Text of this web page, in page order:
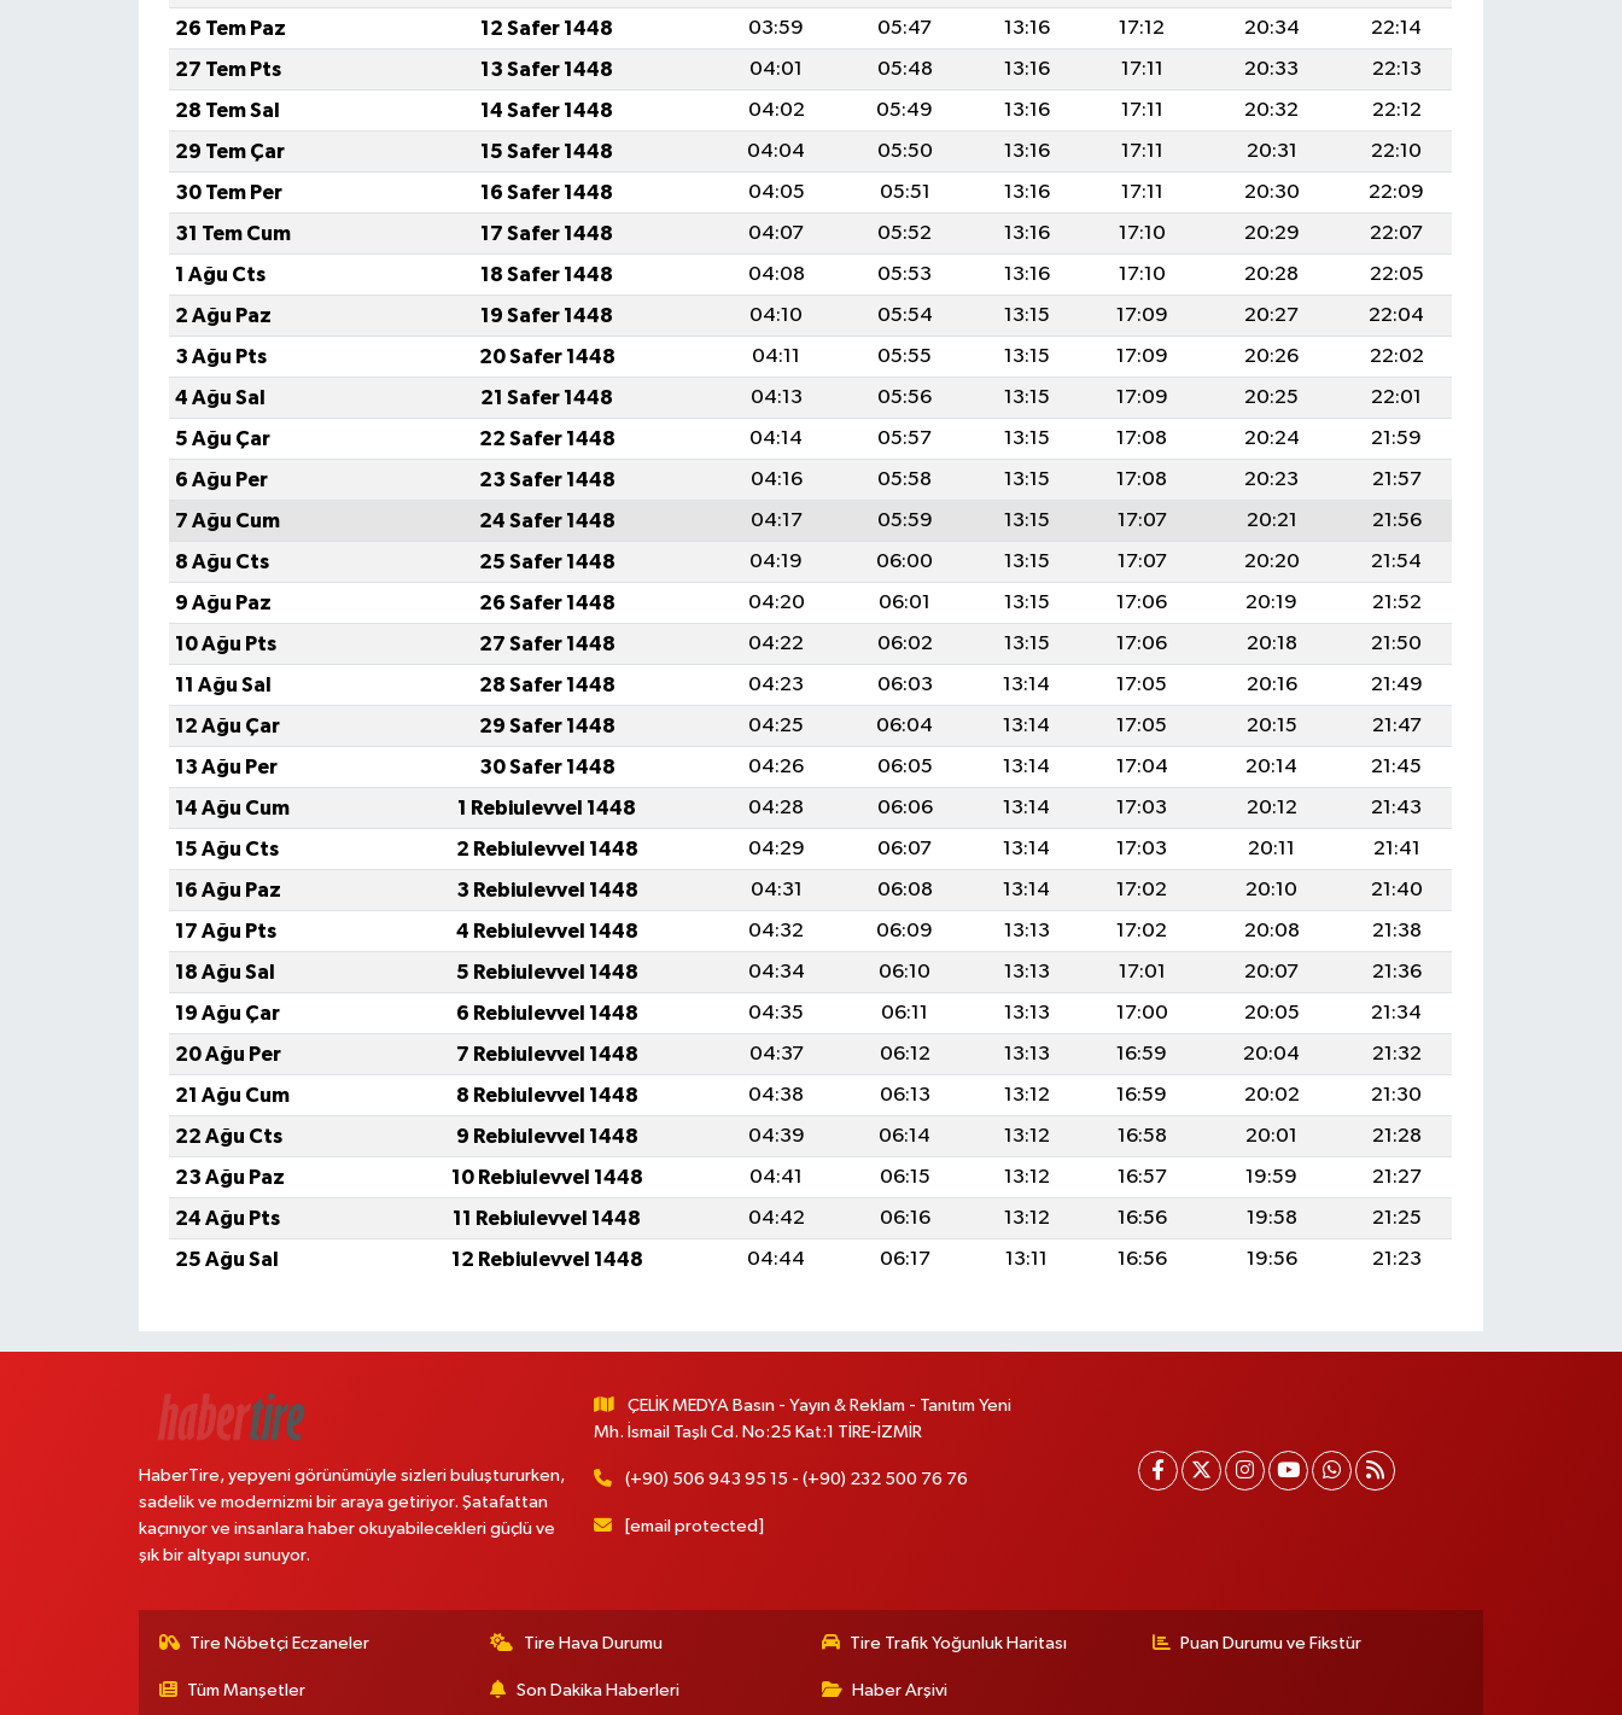
26 Tem Paz
12 Safer 1448 03:59 05:47 13:16 17:12 20:34
22:14
27 Tem Pts
13 Safer 1448 04:01 05:48 13:16 17:11 20:33
22:13
28 Tem Sal
14 Safer 1448 04:02 05:49 13:16 17:11 20:32
22:12
29 Tem Çar
15 Safer 1448 04:04 05:50 13:16 17:11 20:31
22:10
30 Tem Per
16 Safer 1448 04:05 05:51 13:16 17:11 20:30
22:09
31 Tem Cum
17 Safer 1448 04:07 05:52 13:16 17:10 20:29
22:07
1 Ağu Cts
18 Safer 1448 04:08 05:53 13:16 17:10 20:28
22:05
2 Ağu Paz
19 Safer 1448 04:10 05:54 13:15 17:09 20:27
22:04
3 Ağu Pts
20 Safer 1448 04:11 05:55 13:15 17:09 20:26
22:02
4 Ağu Sal
21 Safer 1448 04:13 05:56 13:15 17:09 20:25
22:01
5 Ağu Çar
22 Safer 1448 04:14 05:57 13:15 17:08 20:24
21:59
6 Ağu Per
23 Safer 1448 04:16 05:58 13:15 17:08 20:23
21:57
7 Ağu Cum
24 Safer 1448 04:17 05:59 13:15 17:07 20:21
21:56
8 Ağu Cts
25 Safer 1448 04:19 06:00 13:15 17:07 20:20
21:54
9 Ağu Paz
26 Safer 1448 04:20 06:01 13:15 17:06 20:19
21:52
10 Ağu Pts
27 Safer 1448 04:22 06:02 13:15 17:06 20:18
21:50
11 Ağu Sal
28 Safer 1448 04:23 06:03 13:14 17:05 20:16
21:49
12 Ağu Çar
29 Safer 1448 04:25 06:04 13:14 17:05 20:15
21:47
13 Ağu Per
30 Safer 1448 04:26 06:05 13:14 17:04 20:14
21:45
14 Ağu Cum
1 Rebiulevvel 1448 04:28 06:06 13:14 17:03 20:12
21:43
15 Ağu Cts
2 Rebiulevvel 1448 04:29 06:07 13:14 17:03 20:11
21:41
16 Ağu Paz
3 Rebiulevvel 1448 04:31 06:08 13:14 17:02 20:10
21:40
17 Ağu Pts
4 Rebiulevvel 1448 04:32 06:09 13:13 17:02 20:08
21:38
18 Ağu Sal
5 Rebiulevvel 1448 04:34 06:10 13:13 17:01 20:07
21:36
19 Ağu Çar
6 Rebiulevvel 1448 04:35 06:11 13:13 17:00 20:05
21:34
20 Ağu Per
7 Rebiulevvel 1448 04:37 06:12 13:13 16:59 20:04
21:32
21 Ağu Cum
8 Rebiulevvel 1448 04:38 06:13 13:12 16:59 20:02
21:30
22 Ağu Cts
9 Rebiulevvel 1448 04:39 06:14 13:12 16:58 20:01
21:28
23 Ağu Paz
10 Rebiulevvel 1448 04:41 06:15 13:12 16:57 19:59
21:27
24 Ağu Pts
11 Rebiulevvel 1448 04:42 06:16 13:12 16:56 19:58
21:25
25 Ağu Sal
12 Rebiulevvel 1448 04:44 06:17 13:11 16:56 19:56 21:23
HaberTire, yepyeni görünümüyle sizleri buluştururken,
sadelik ve modernizmi bir araya getiriyor. Şatafattan
kaçınıyor ve insanlara haber okuyabilecekleri güçlü ve
şık bir altyapı sunuyor.
ÇELİK MEDYA Basın - Yayın & Reklam - Tanıtım Yeni
Mh. İsmail Taşlı Cd. No:25 Kat:1 TİRE-İZMİR
(+90) 506 943 95 15 - (+90) 232 500 76 76
[email protected]
Tire Nöbetçi Eczaneler Tire Hava Durumu Tire Trafik Yoğunluk Haritası Puan Durumu ve Fikstür
Tüm Manşetler Son Dakika Haberleri Haber Arşivi